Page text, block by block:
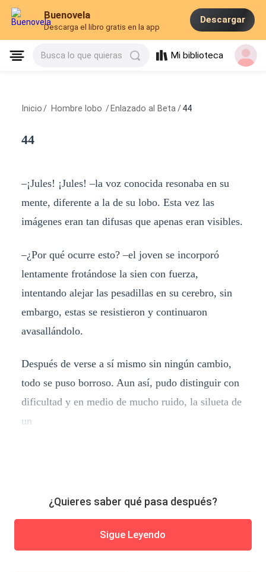
Buenovela
Descarga el libro gratis en la app
Descargar
Busca lo que quieras Mi biblioteca
Inicio / Hombre lobo / Enlazado al Beta / 44
44
–¡Jules! ¡Jules! –la voz conocida resonaba en su
mente, diferente a la de su lobo. Esta vez las
imágenes eran tan difusas que apenas eran visibles.
–¿Por qué ocurre esto? –el joven se incorporó
lentamente frotándose la sien con fuerza,
intentando alejar las pesadillas en su cerebro, sin
embargo, estas se resistieron y continuaron
avasallándolo.
Después de verse a sí mismo sin ningún cambio,
todo se puso borroso. Aun así, pudo distinguir con
dificultad y en medio de mucho ruido, la silueta de
un
¿Quieres saber qué pasa después?
Sigue Leyendo